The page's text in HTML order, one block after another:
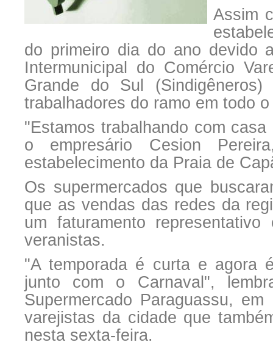
Assim
do primeiro dia do ano devido
Intermunicipal do Comércio
Grande do Sul
trabalhadores do ramo em todo
"Estamos trabalhando com
o empresário Cesion
estabelecimento da Praia de
Os supermercados que
que as vendas das redes da
um faturamento
veranistas.
"A temporada é curta e agora
junto com o Carnaval",
Supermercado Paraguassu,
varejistas da cidade que
nesta sexta-feira.